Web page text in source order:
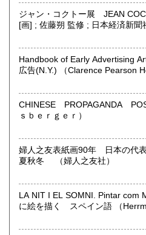
哲学宗教、歴史、美術工芸、近
の他）
ジャン・コクトー展 JEAN COCTEAU （ジャン
[画] ; 佐藤朔 監修 ; 日本経済新
Handbook of Early
広告(N.Y.) （Clarence
CHINESE PROPAGANDA POSTERS （
ｓｂｅｒｇｅｒ）
婦人之友表紙画90年 日本の代
夏秋冬 （婦人之友社）
LA NIT I EL SOMNI. Pintar com
に絵を描く ス